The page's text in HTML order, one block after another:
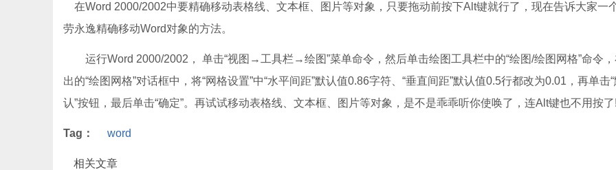
在Word 2000/2002中要精确移动表格线、文本框、图片等对象，只要拖动前按下Alt键就行了，现在告诉大家一
劳永逸精确移动Word对象的方法。
运行Word 2000/2002， 单击“视图→工具栏→绘图”菜单命令，然后单击绘图工具栏中的“绘图/绘图网格”命令
出的“绘图网格”对话框中，将“网格设置”中“水平间距”默认值0.86字符、“垂直间距”默认值0.5行都改为0.01，再单击“
认”按钮，最后单击“确定”。再试试移动表格线、文本框、图片等对象，是不是乖乖听你使唤了，连Alt键也不用按了!
Tag： word
相关文章